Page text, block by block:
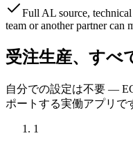
Full AL source,
team or another partner can
受注生産、すべ
自分での設定は不要 —
ポートする実働アプリで
1